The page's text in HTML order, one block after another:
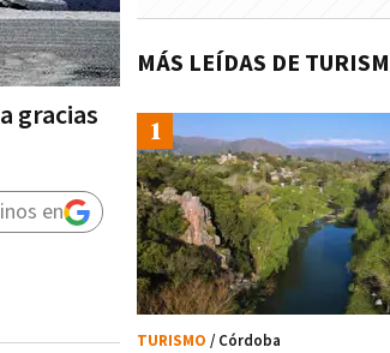
gracias
en
MÁS LEÍDAS DE
TURISMO / Córdoba